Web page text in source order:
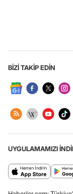
BİZİ TAKİP EDİN
UYGULAMAMIZI